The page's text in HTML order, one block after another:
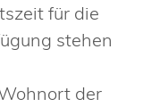
für die
stehen
der